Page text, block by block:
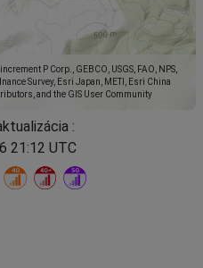
P Corp., GEBCO, USGS, FAO, NPS,
Survey, Esri Japan, METI, Esri China
and the GIS User Community
:
21:12 UTC